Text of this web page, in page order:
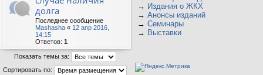
долга
Последнее сообщение
Mashasha « 12 апр 2016,
14:15
Ответов: 1
Показать темы за:
Сортировать по:
→ Издания о ЖКХ
→ Анонсы изданий
→ Семинары
→ Выставки